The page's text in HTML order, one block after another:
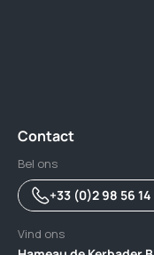
Contact
Bel ons
+33 (0)2 98 56
Vind ons